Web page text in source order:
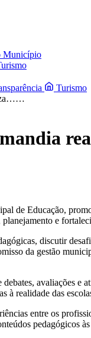
Município
Turismo
de Educação,
e
discutir
da gestão
avaliações
à realidade das
entre os